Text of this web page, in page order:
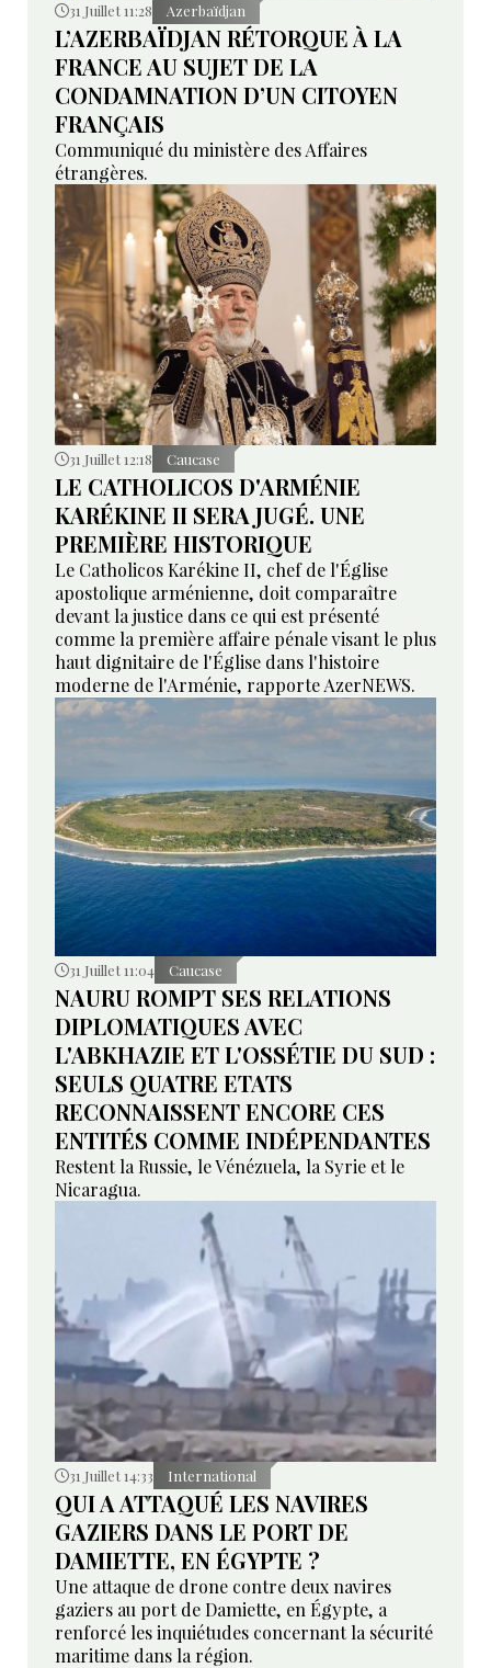
31 Juillet 11:28 Azerbaïdjan
L’AZERBAÏDJAN RÉTORQUE À LA
FRANCE AU SUJET DE LA
CONDAMNATION D’UN CITOYEN
FRANÇAIS
Communiqué du ministère des Affaires
étrangères.
31 Juillet 12:18 Caucase
LE CATHOLICOS D'ARMÉNIE
KARÉKINE II SERA JUGÉ. UNE
PREMIÈRE HISTORIQUE
Le Catholicos Karékine II, chef de l'Église
apostolique arménienne, doit comparaître
devant la justice dans ce qui est présenté
comme la première affaire pénale visant le plus
haut dignitaire de l'Église dans l'histoire
moderne de l'Arménie, rapporte AzerNEWS.
31 Juillet 11:04 Caucase
NAURU ROMPT SES RELATIONS
DIPLOMATIQUES AVEC
L'ABKHAZIE ET L'OSSÉTIE DU SUD :
SEULS QUATRE ETATS
RECONNAISSENT ENCORE CES
ENTITÉS COMME INDÉPENDANTES
Restent la Russie, le Vénézuela, la Syrie et le
Nicaragua.
31 Juillet 14:33 International
QUI A ATTAQUÉ LES NAVIRES
GAZIERS DANS LE PORT DE
DAMIETTE, EN ÉGYPTE ?
Une attaque de drone contre deux navires
gaziers au port de Damiette, en Égypte, a
renforcé les inquiétudes concernant la sécurité
maritime dans la région.